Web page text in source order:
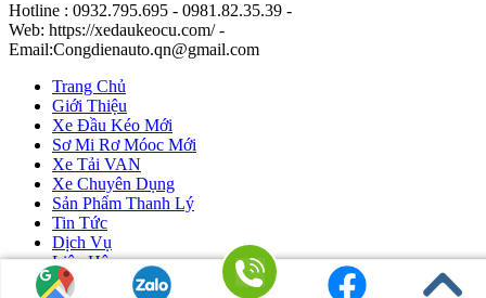
Hotline : 0932.795.695 - 0981.82.35.39 -
Web: https://xedaukeocu.com/ -
Email:Congdienauto.qn@gmail.com
Trang Chủ
Giới Thiệu
Xe Đầu Kéo Mới
Sơ Mi Rơ Móoc Mới
Xe Tải VAN
Xe Chuyên Dụng
Sản Phẩm Thanh Lý
Tin Tức
Dịch Vụ
Liên Hệ